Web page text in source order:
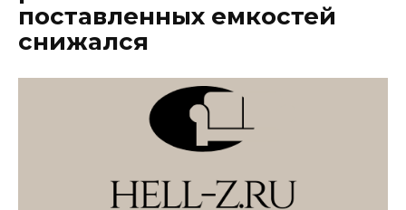
поставленных емкостей
снижался